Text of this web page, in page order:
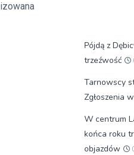
Pójdą z
trzeźwość
Tarnowscy
Zgłoszenia
W centrum
końca roku
objazdów